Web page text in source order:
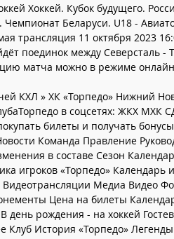
Хоккей. Кубок будущего.
Чемпионат Беларуси. U18 -
трансляция 11 октября 2023
поединок между Северсталь -
матча можно в режиме
КХЛ » ХК «Торпедо» Нижний
в соцсетях: ЖКХ
билеты и получать
Команда Правление
в составе Сезон
игроков «Торпедо» Календарь
Видеотрансляции Медиа Видео
Цена на билеты
день рождения - на хоккей
Клуб История «Торпедо»